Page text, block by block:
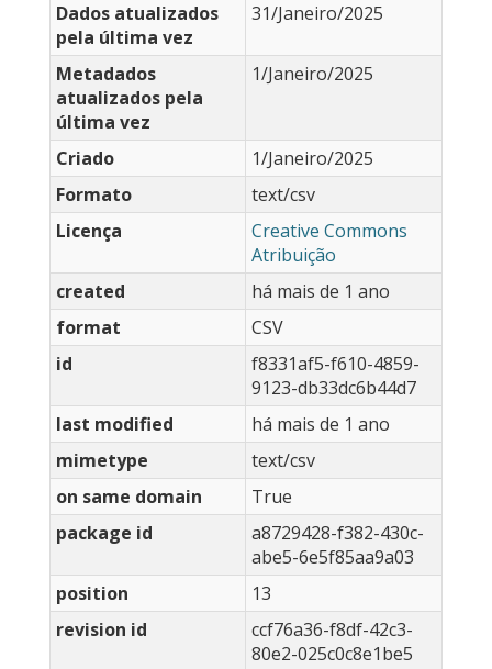
Dados atualizados
pela última vez
31/Janeiro/2025
Metadados
atualizados pela
última vez
1/Janeiro/2025
Criado
1/Janeiro/2025
Formato
text/csv
Licença
Creative Commons
Atribuição
created
há mais de 1 ano
format
CSV
id
f8331af5-f610-4859-
9123-db33dc6b44d7
last modified
há mais de 1 ano
mimetype
text/csv
on same domain
True
package id
a8729428-f382-430c-
abe5-6e5f85aa9a03
position
13
revision id
ccf76a36-f8df-42c3-
80e2-025c0c8e1be5